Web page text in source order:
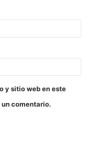
y sitio web en este
comentario.